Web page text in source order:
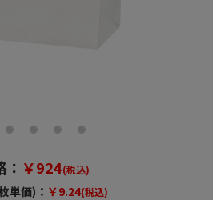
￥924(税込)
単価)： ￥9.24(税込)